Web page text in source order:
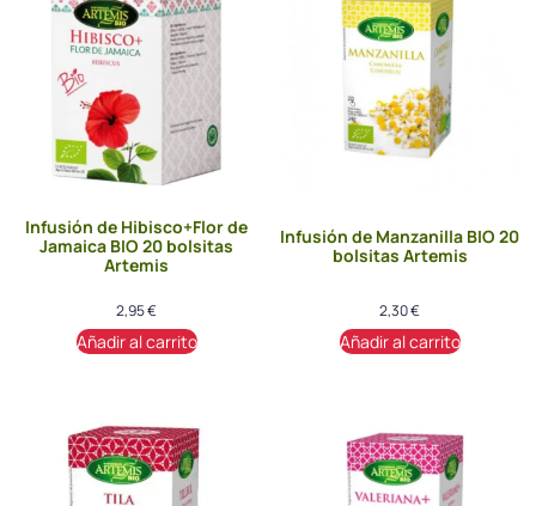
Infusión de Hibisco+Flor de
Jamaica BIO 20 bolsitas
Artemis
2,95€
Añadir al carrito
Infusión de Manzanilla BIO 20
bolsitas Artemis
2,30€
Añadir al carrito